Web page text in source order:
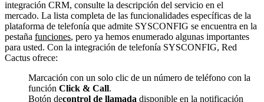
integración CRM, consulte la descripción del servicio en el
mercado. La lista completa de las funcionalidades específicas de la
plataforma de telefonía que admite SYSCONFIG se encuentra en la
pestaña funciones, pero ya hemos enumerado algunas importantes
para usted. Con la integración de telefonía SYSCONFIG, Red
Cactus ofrece:
Marcación con un solo clic de un número de teléfono con la
función Click & Call.
Botón decontrol de llamada disponible en la notificación